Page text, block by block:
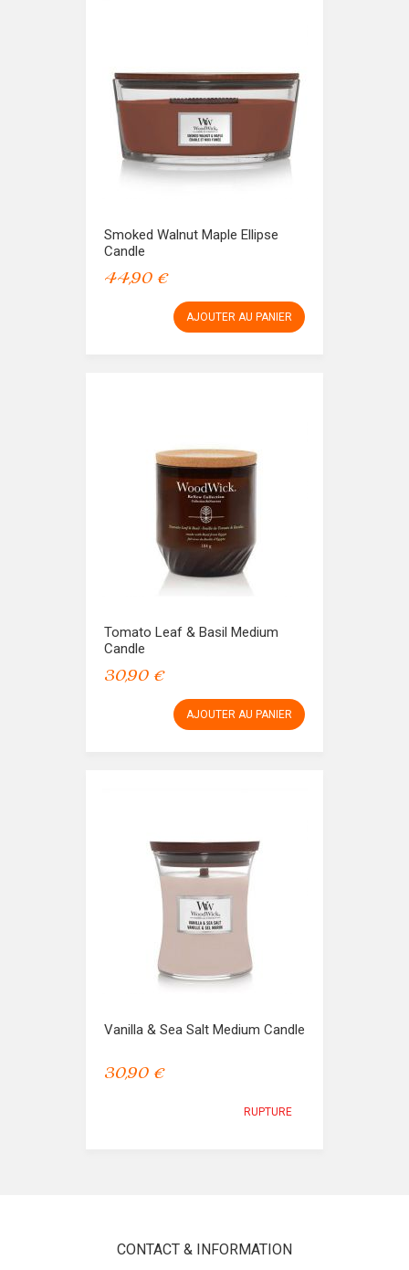
Smoked Walnut Maple Ellipse
Candle
44,90 €
AJOUTER AU PANIER
Tomato Leaf & Basil Medium
Candle
30,90 €
AJOUTER AU PANIER
Vanilla & Sea Salt Medium Candle
30,90 €
RUPTURE
CONTACT & INFORMATION